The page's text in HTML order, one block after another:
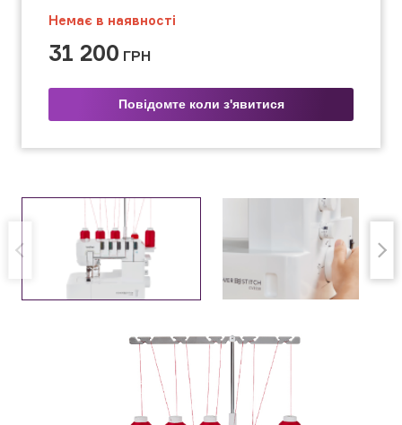
Немає в наявності
31 200 ГРН
Повідомте коли з'явитися